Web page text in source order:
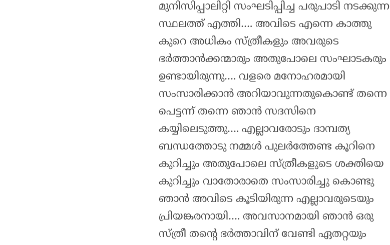
മുനിസിപ്പാലിറ്റി സംഘടിപ്പിച്ച പരുപാടി നടക്കുന്ന
സ്ഥലത്ത് എത്തി…. അവിടെ എന്നെ കാത്തു
കുറെ അധികം സ്ത്രീകളും അവരുടെ
ഭർത്താൻക്കന്മാരും അതുപോലെ സംഘാടകരും
ഉണ്ടായിരുന്നു…. വളരെ മനോഹരമായി
സംസാരിക്കാൻ അറിയാവുന്നതുകൊണ്ട് തന്നെ
പെട്ടന്ന് തന്നെ ഞാൻ സദസിനെ
കയ്യിലെടുത്തു…. എല്ലാവരോടും ദാമ്പത്യ
ബന്ധത്തോടു നമ്മൾ പുലർത്തേണ്ട കൂറിനെ
കുറിച്ചും അതുപോലെ സ്ത്രീകളുടെ ശക്തിയെ
കുറിച്ചും വാതോരാതെ സംസാരിച്ചു കൊണ്ടു
ഞാൻ അവിടെ കൂടിയിരുന്ന എല്ലാവരുടെയും
പ്രിയങ്കരനായി…. അവസാനമായി ഞാൻ ഒരു
സ്ത്രീ തന്റെ ഭർത്താവിന് വേണ്ടി ഏതറ്റയും